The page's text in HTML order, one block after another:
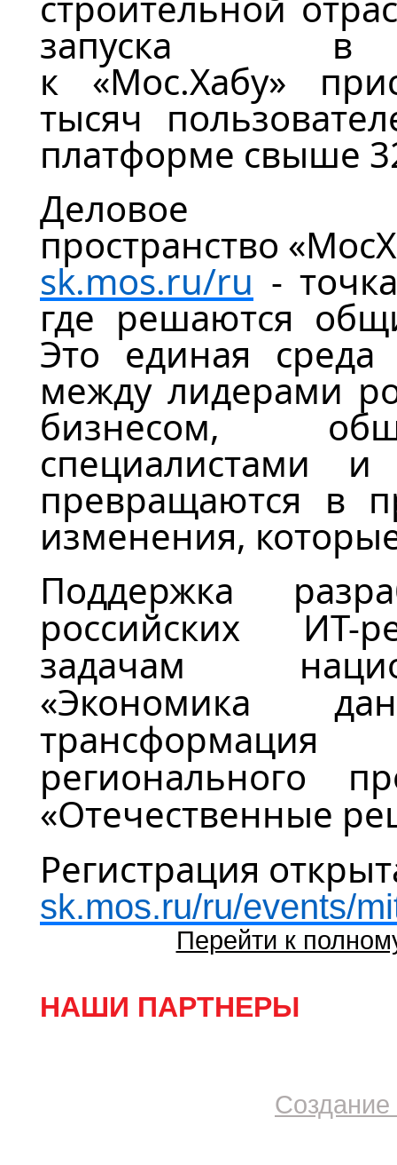
запуска
к «Мос.Хабу»
тысяч
платформе свыше
Деловое
пространство «
sk.mos.ru/ru -
где решаются
Это единая среда
между лидерами
бизнесом,
специалистами
превращаются в
изменения,
Поддержка
российских ИТ-
задачам
«Экономика
регионального
«Отечественные
Регистрация
sk.mos.ru/ru/events/
Перейти к
НАШИ ПАРТНЕРЫ
Создание